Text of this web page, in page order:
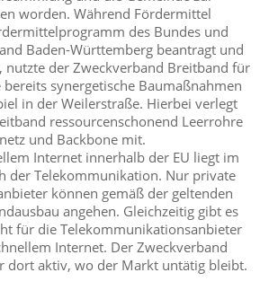
worden. Während Fördermittel
des Bundes und
Baden-Württemberg beantragt und
nutzte der Zweckverband Breitband für
synergetische Baumaßnahmen
in der Weilerstraße. Hierbei verlegt
ressourcenschonend Leerrohre
und Backbone mit.
Internet innerhalb der EU liegt im
der Telekommunikation. Nur private
können gemäß der geltenden
angehen. Gleichzeitig gibt es
für die Telekommunikationsanbieter
Internet. Der Zweckverband
dort aktiv, wo der Markt untätig bleibt.